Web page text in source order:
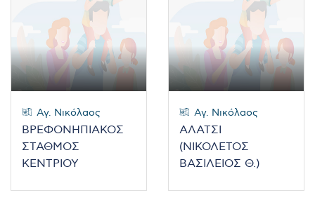
Αγ. Νικόλαος
ΒΡΕΦΟΝΗΠΙΑΚΟΣ
ΣΤΑΘΜΟΣ
ΚΕΝΤΡΙΟΥ
Αγ. Νικόλαος
ΑΛΑΤΣΙ
(ΝΙΚΟΛΕΤΟΣ
ΒΑΣΙΛΕΙΟΣ Θ.)